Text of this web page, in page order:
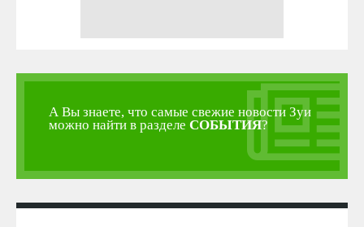
А Вы знаете, что самые свежие новости Зуи
можно найти в разделе СОБЫТИЯ?